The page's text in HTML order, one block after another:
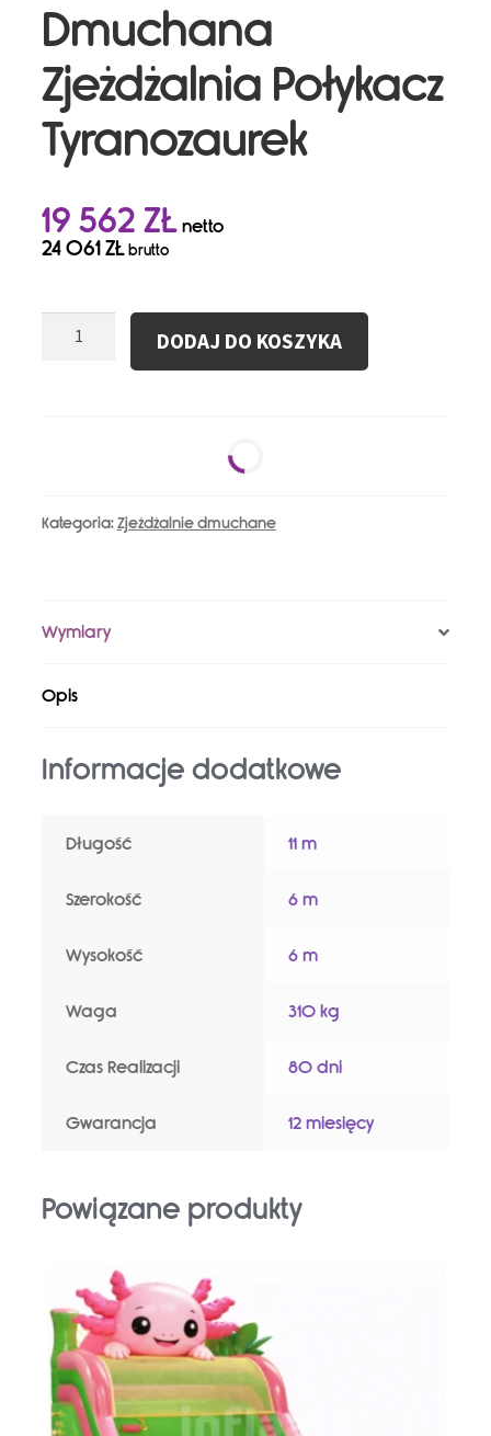
Dmuchana
Zjeżdżalnia Połykacz
Tyranozaurek
19 562 ZŁnetto
24 061ZŁbrutto
DODAJ DO KOSZYKA
Kategoria:Zjeżdżalnie dmuchane
Wymiary
Opis
Informacje dodatkowe
Długość 11 m
Szerokość 6 m
Wysokość 6 m
Waga 310 kg
Czas Realizacji 80 dni
Gwarancja 12 miesięcy
Powiązane produkty